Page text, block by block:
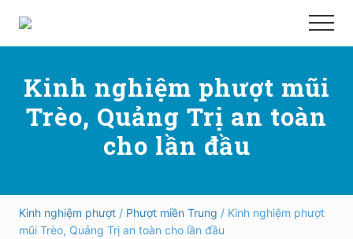
main
qua
primary
phượt,
du
lịch
ngoài
nước
an
Menu
Kinh nghiệm phượt mũi
Trèo, Quảng Trị an toàn
cho lần đầu
Kinh nghiệm phượt / Phượt miền Trung / Kinh nghiệm phượt
mũi Trèo, Quảng Trị an toàn cho lần đầu